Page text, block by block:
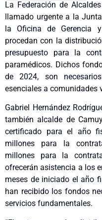
La Federación de
llamado urgente a la
la Oficina de Gerencia
procedan con la
presupuesto para la
paramédicos. Dichos
de 2024, son
esenciales a comunidades
Gabriel Hernández
también alcalde de
certificado para el año
millones para la
millones para la
ofrecerán asistencia a los
meses de iniciado el año
han recibido los fondos
servicios fundamentales.